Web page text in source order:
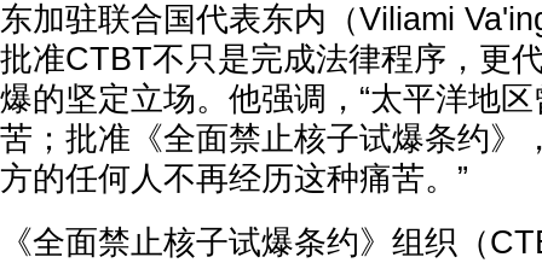
东加驻联合国代表东内（Viliami
批准CTBT不只是完成法律程序，更
爆的坚定立场。他强调，“太平洋地
苦；批准《全面禁止核子试爆条约》
方的任何人不再经历这种痛苦。”
《全面禁止核子试爆条约》组织（